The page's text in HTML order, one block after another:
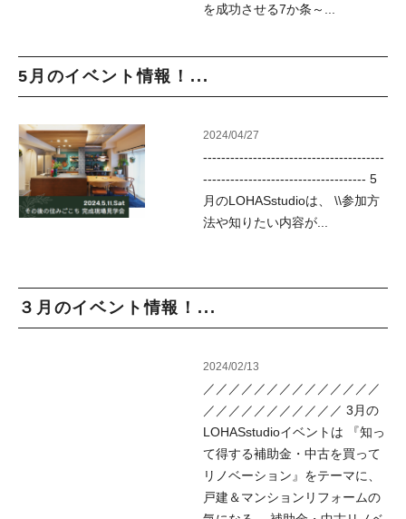
を成功させる7か条～...
5月のイベント情報！...
2024/04/27
----------------------------------------
------------------------------------ 5
月のLOHASstudioは、 \\参加方
法や知りたい内容が...
３月のイベント情報！...
2024/02/13
／／／／／／／／／／／／／／
／／／／／／／／／／／ 3月の
LOHASstudioイベントは 『知っ
て得する補助金・中古を買って
リノベーション』をテーマに、
戸建＆マンションリフォームの